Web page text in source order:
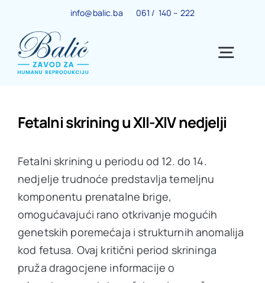
content
info@balic.ba 061 / 140 – 222
IVF centar
Centar za menopauzu
Ostale usluge
Fetalni skrining u XII-XIV nedjelji
Fetalni skrining u periodu od 12. do 14.
nedjelje trudnoće predstavlja temeljnu
komponentu prenatalne brige,
omogućavajući rano otkrivanje mogućih
genetskih poremećaja i strukturnih anomalija
kod fetusa. Ovaj kritični period skrininga
pruža dragocjene informacije o